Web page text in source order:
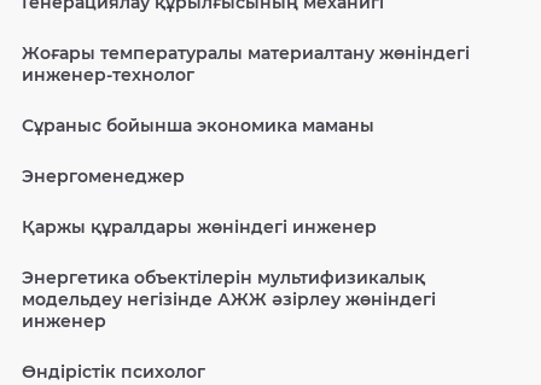
Жоғары температуралы материалтану жөніндегі
инженер-технолог
Сұраныс бойынша экономика маманы
Энергоменеджер
Қаржы құралдары жөніндегі инженер
Энергетика объектілерін мультифизикалық
модельдеу негізінде АЖЖ әзірлеу жөніндегі
инженер
Өндірістік психолог